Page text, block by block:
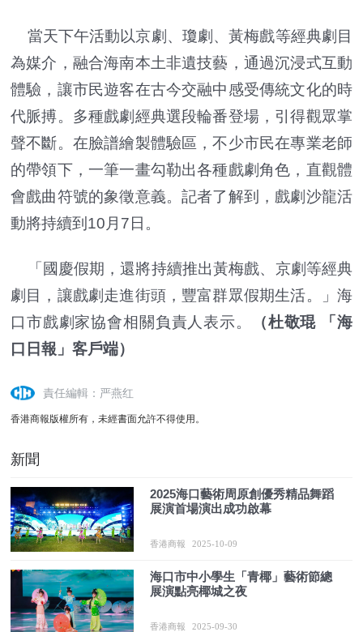
當天下午活動以京劇、瓊劇、黃梅戲等經典劇目
為媒介，融合海南本土非遺技藝，通過沉浸式互動
體驗，讓市民遊客在古今交融中感受傳統文化的時
代脈搏。多種戲劇經典選段輪番登場，引得觀眾掌
聲不斷。在臉譜繪製體驗區，不少市民在專業老師
的帶領下，一筆一畫勾勒出各種戲劇角色，直觀體
會戲曲符號的象徵意義。記者了解到，戲劇沙龍活
動將持續到10月7日。
「國慶假期，還將持續推出黃梅戲、京劇等經典
劇目，讓戲劇走進街頭，豐富群眾假期生活。」海
口市戲劇家協會相關負責人表示。
（杜敬琨 「海
口日報」客戶端）
責任編輯：严燕红
香港商報版權所有，未經書面允許不得使用。
新聞
2025海口藝術周原創優秀精品舞蹈
展演首場演出成功啟幕
香港商報 2025-10-09
海口市中小學生「青椰」藝術節總
展演點亮椰城之夜
香港商報 2025-09-30